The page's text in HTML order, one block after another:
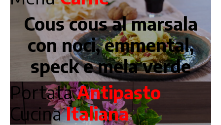
Cous cous al marsala
con noci, emmental,
speck e mela verde
PortataAntipasto
CucinaItaliana